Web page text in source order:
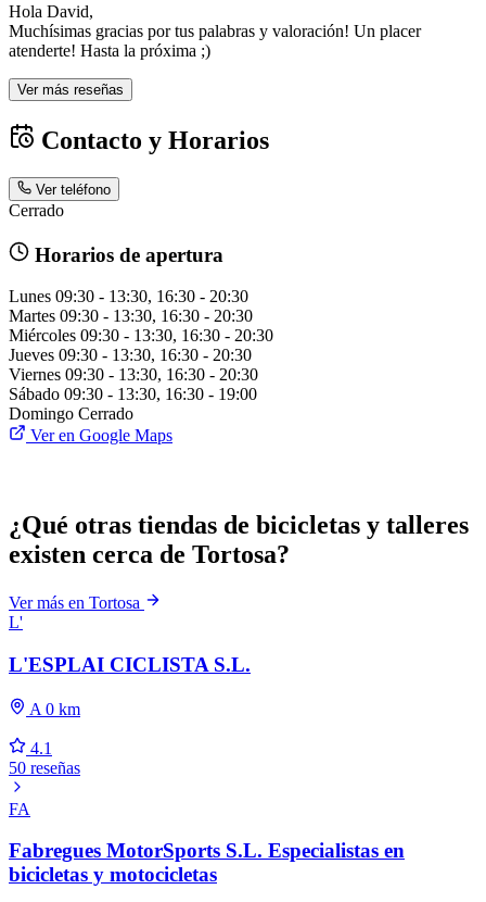
Hola David,
Muchísimas gracias por tus palabras y valoración! Un placer
atenderte! Hasta la próxima ;)
Ver más reseñas
Contacto y Horarios
Ver teléfono
Cerrado
Horarios de apertura
Lunes 09:30 - 13:30, 16:30 - 20:30
Martes 09:30 - 13:30, 16:30 - 20:30
Miércoles 09:30 - 13:30, 16:30 - 20:30
Jueves 09:30 - 13:30, 16:30 - 20:30
Viernes 09:30 - 13:30, 16:30 - 20:30
Sábado 09:30 - 13:30, 16:30 - 19:00
Domingo Cerrado
Ver en Google Maps
¿Qué otras tiendas de bicicletas y talleres
existen cerca de Tortosa?
Ver más en Tortosa
L'
L'ESPLAI CICLISTA S.L.
A 0 km
4.1
50 reseñas
FA
Fabregues MotorSports S.L. Especialistas en
bicicletas y motocicletas